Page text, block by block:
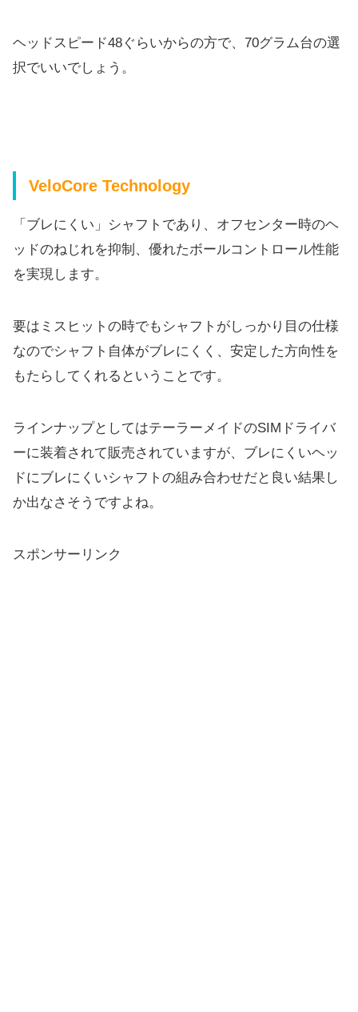
ヘッドスピード48ぐらいからの方で、70グラム台の選
択でいいでしょう。
VeloCore Technology
「ブレにくい」シャフトであり、オフセンター時のヘ
ッドのねじれを抑制、優れたボールコントロール性能
を実現します。
要はミスヒットの時でもシャフトがしっかり目の仕様
なのでシャフト自体がブレにくく、安定した方向性を
もたらしてくれるということです。
ラインナップとしてはテーラーメイドのSIMドライバ
ーに装着されて販売されていますが、ブレにくいヘッ
ドにブレにくいシャフトの組み合わせだと良い結果し
か出なさそうですよね。
スポンサーリンク